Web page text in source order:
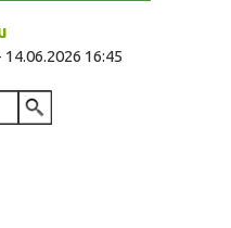
14.06.2026 16:45